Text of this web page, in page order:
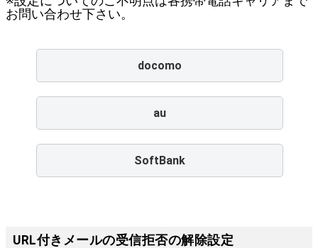
お問い合わせ下さい。
docomo
au
SoftBank
URL付きメールの受信拒否の解除設定